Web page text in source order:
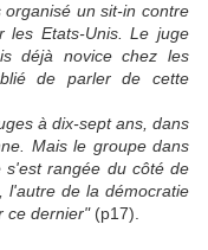
un sit-in contre
les Etats-Unis. Le juge
déjà novice chez les
de parler de cette
à dix-sept ans, dans
Mais le groupe dans
s'est rangée du côté de
l'autre de la démocratie
ce dernier"(p17).